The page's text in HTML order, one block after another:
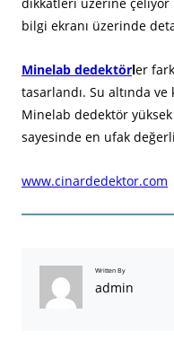
bilgi ekranı üzerinde
Minelab dedektörler
tasarlandı. Su altında
Minelab dedektör yüksek
sayesinde en ufak
www.cinardedektor.com
Written By
admin